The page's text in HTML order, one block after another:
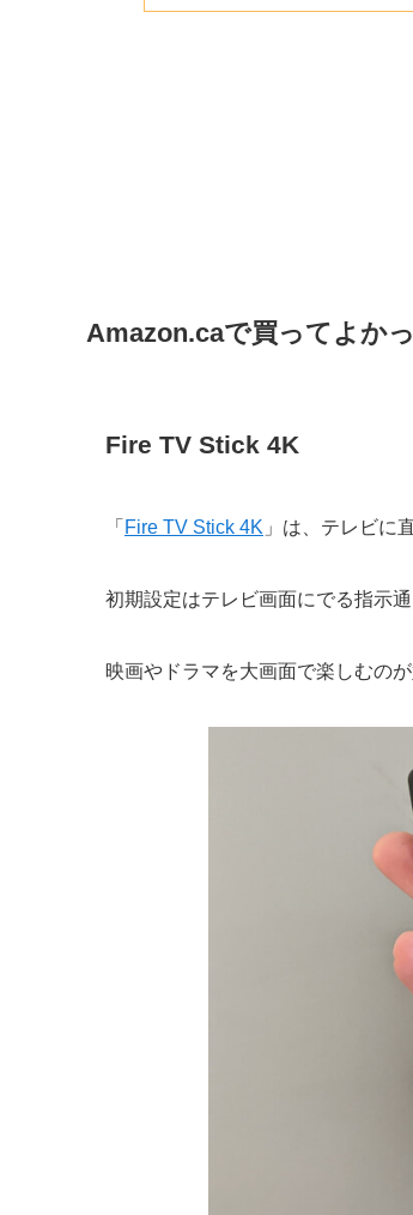
Amazon.caで買ってよか
Fire TV Stick 4K
「 Fire TV Stick 4K 」は、テレビに
初期設定はテレビ画面にでる指示
映画やドラマを大画面で楽しむの